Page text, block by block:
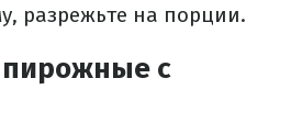
разрежьте на порции.
с